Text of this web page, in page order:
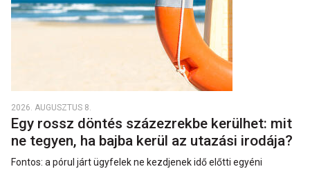
2026. AUGUSZTUS 8.
Egy rossz döntés százezrekbe kerülhet: mit
ne tegyen, ha bajba kerül az utazási irodája?
Fontos: a pórul járt ügyfelek ne kezdjenek idő előtti egyéni